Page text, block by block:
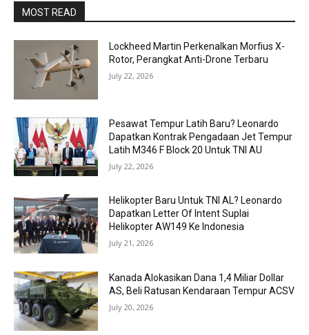
MOST READ
Lockheed Martin Perkenalkan Morfius X-
Rotor, Perangkat Anti-Drone Terbaru
July 22, 2026
Pesawat Tempur Latih Baru? Leonardo
Dapatkan Kontrak Pengadaan Jet Tempur
Latih M346 F Block 20 Untuk TNI AU
July 22, 2026
Helikopter Baru Untuk TNI AL? Leonardo
Dapatkan Letter Of Intent Suplai
Helikopter AW149 Ke Indonesia
July 21, 2026
Kanada Alokasikan Dana 1,4 Miliar Dollar
AS, Beli Ratusan Kendaraan Tempur ACSV
July 20, 2026